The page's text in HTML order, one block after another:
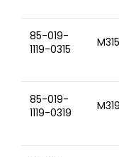
85-019-
1119-0315
M315
85-019-
1119-0319
M319